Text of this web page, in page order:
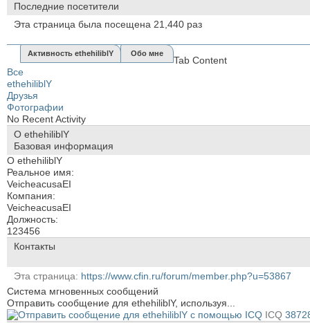
Последние посетители
Эта страница была посещена 21,440 раз
Активность ethehiliblY Обо мне
Tab Content
Все
ethehiliblY
Друзья
Фотографии
No Recent Activity
О ethehiliblY
Базовая информация
О ethehiliblY
Реальное имя:
VeicheacusaEI
Компания:
VeicheacusaEI
Должность:
123456
Контакты
Эта страница https://www.cfin.ru/forum/member.php?u=53867
Система мгновенных сообщений
Отправить сообщение для ethehiliblY, используя...
ICQ